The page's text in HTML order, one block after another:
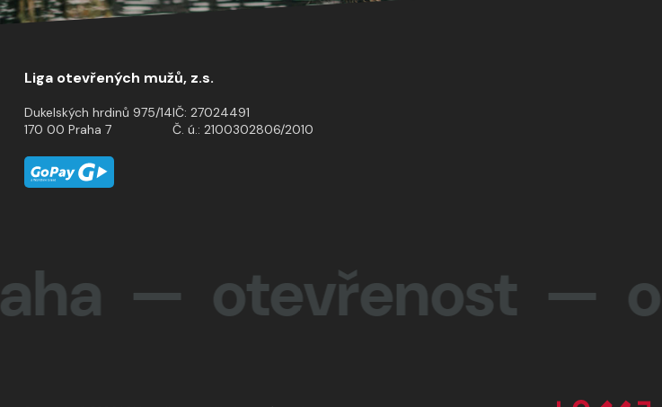
Liga otevřených mužů, z.s.
Dukelských hrdinů 975/14
170 00 Praha 7
IČ: 27024491
Č. ú.: 2100302806/2010
— otevřenost —